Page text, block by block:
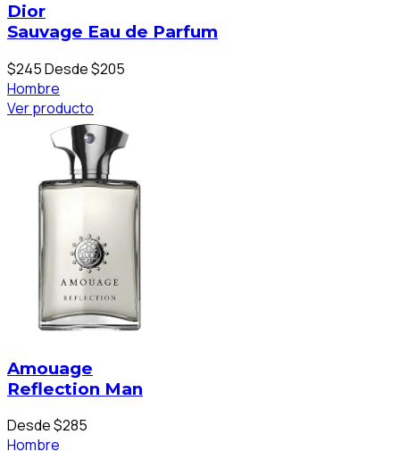
Dior
Sauvage Eau de Parfum
$245Desde $205
Hombre
Ver producto
Amouage
Reflection Man
Desde $285
Hombre